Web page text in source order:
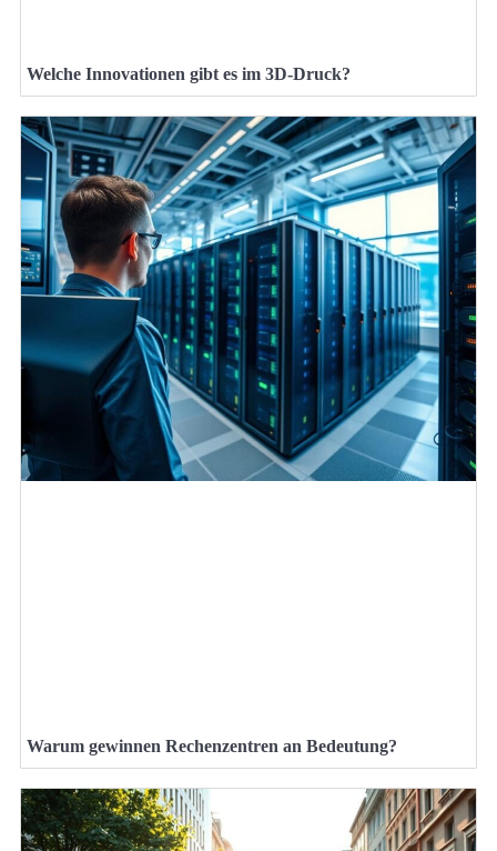
Welche Innovationen gibt es im 3D-Druck?
Warum gewinnen Rechenzentren an Bedeutung?